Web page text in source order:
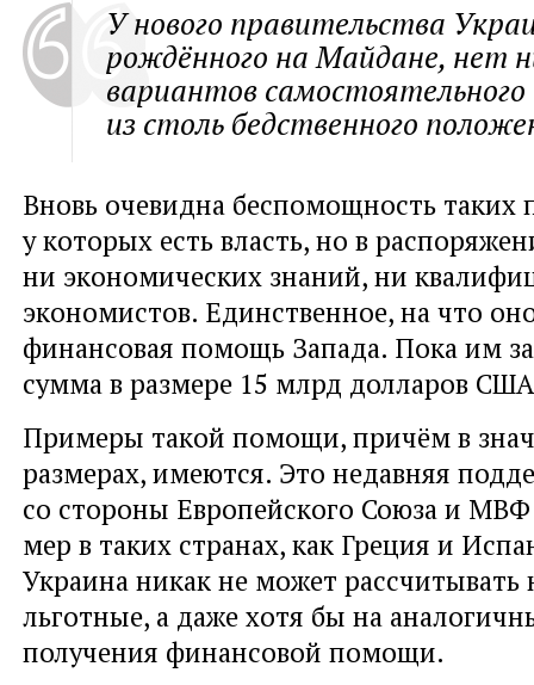
У нового правительства
рождённого на Майдане, нет
вариантов самостоятельного
из столь бедственного
Вновь очевидна беспомощность таких
у которых есть власть, но в
ни экономических знаний, ни
экономистов. Единственное, на что
финансовая помощь Запада. Пока им
сумма в размере 15 млрд долларов
Примеры такой помощи, причём в
размерах, имеются. Это недавняя
со стороны Европейского Союза и
мер в таких странах, как Греция и
Украина никак не может рассчитывать
льготные, а даже хотя бы на
получения финансовой помощи.